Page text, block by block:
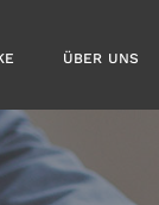
ÜBER UNS